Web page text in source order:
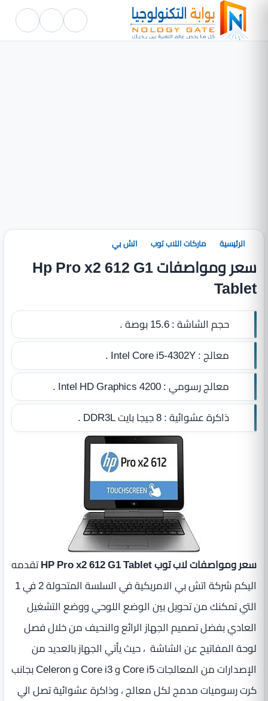
الرئيسية ماركات اللاب توب اتش بي
سعر ومواصفات Hp Pro x2 612 G1
Tablet
حجم الشاشة :15.6 بوصة .
معالج :Intel Core i5-4302Y .
معالج رسومي :Intel HD Graphics 4200 .
ذاكرة عشوائية :8 جيجا بايت DDR3L .
سعر ومواصفات لاب توب HP Pro x2 612 G1 Tablet
تقدمه
اليكم شركة اتش بي الامريكية في السلسة المتحولة 2 في 1
التي تمكنك من تحويل بين الوضع اللوحي ووضع التشغيل
العادي بفضل تصميم الجهاز الرائع والنحيف من خلال فصل
لوحة المفاتيح عن الشاشة ، حيث يأتي الجهاز بالعديد من
الإصدارات من المعالجات Core i5 و Core i3 و Celeron بجانب
كرت رسوميات مدمج لكل معالج ، وذاكرة عشوائية تصل الي